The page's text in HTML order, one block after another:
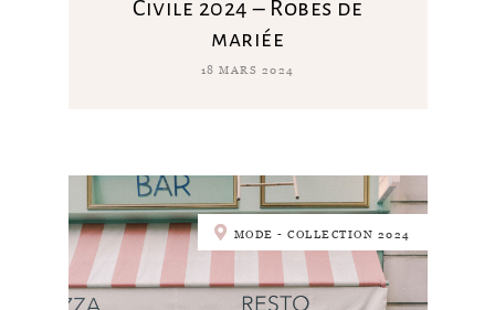
Civile 2024 – Robes de
mariée
18 MARS 2024
MODE - COLLECTION 2024